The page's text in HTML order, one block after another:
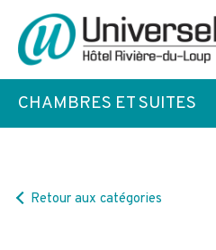
CHAMBRES ET SUITES
Retour aux catégories